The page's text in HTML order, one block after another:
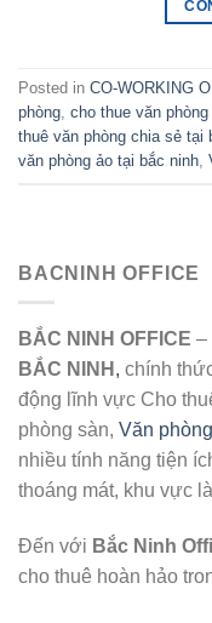
Posted in CO-WORKING
phòng cho thue văn
thuê văn phòng chia sẻ tại
văn phòng ảo tại bắc ninh
BACNINH OFFICE
BẮC NINH OFFICE –
BẮC NINH , chính
động lĩnh vực Cho
phòng sàn, Văn
nhiều tính năng tiện
thoáng mát, khu vực
Đến với Bắc Ninh
cho thuê hoàn hảo